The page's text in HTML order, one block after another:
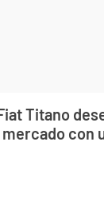
Titano
con